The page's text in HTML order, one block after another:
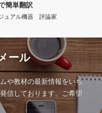
簡単翻訳
ュアル機器 評論家
ール
や教材の最新情報をいち
信しております。ご希望